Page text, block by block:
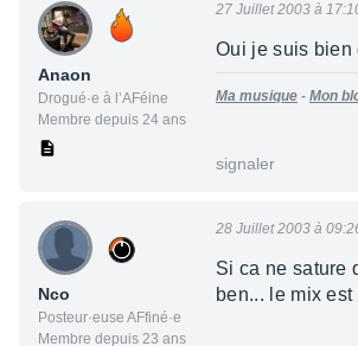
Anaon
Drogué·e à l’AFéine
Membre depuis 24 ans
27 Juillet 2003 à
Oui je suis bien
Ma musique - Mon
signaler
Nco
Posteur·euse AFfiné·e
Membre depuis 23 ans
28 Juillet 2003 à
Si ca ne sature
ben... le mix est